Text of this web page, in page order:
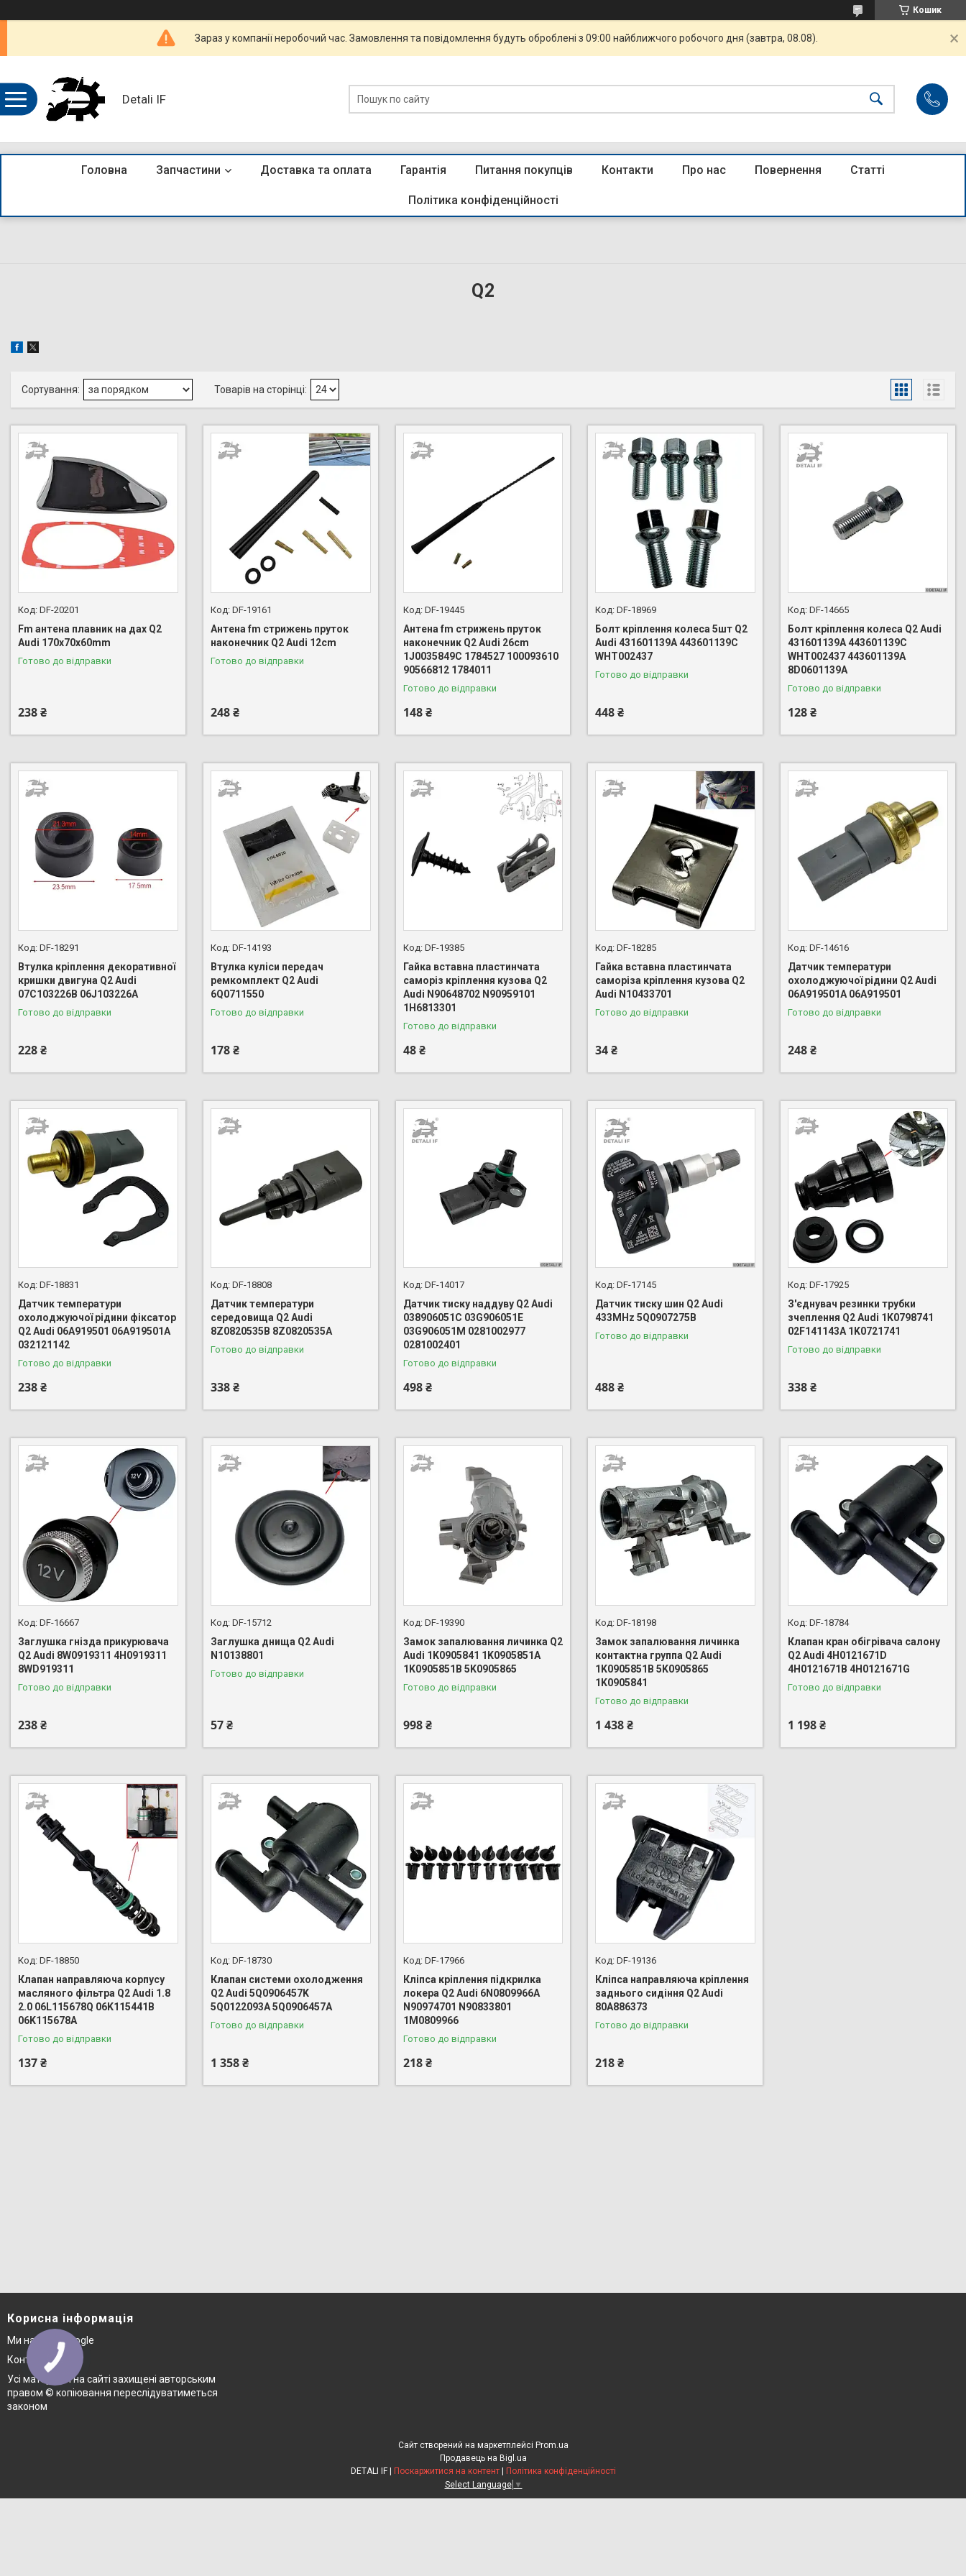
Кошик
Зараз у компанії неробочий час. Замовлення та повідомлення будуть оброблені з 09:00 найближчого робочого дня (завтра, 08.08).
Detali IF
Головна Запчастини Доставка та оплата Гарантія Питання покупців Контакти Про нас Повернення Статті
Політика конфіденційності
Q2
DF-20201
Fm антена плавник на дах Q2
Audi 170х70х60mm
Готово до відправки
238 ₴
DF-19161
Антена fm стрижень пруток
наконечник Q2 Audi 12cm
Готово до відправки
248 ₴
DF-19445
Антена fm стрижень пруток
наконечник Q2 Audi 26cm
1J0035849C 1784527 100093610
90566812 1784011
Готово до відправки
148 ₴
DF-18969
Болт кріплення колеса 5шт Q2
Audi 431601139A 443601139C
WHT002437
Готово до відправки
448 ₴
DF-14665
Болт кріплення колеса Q2 Audi
431601139A 443601139C
WHT002437 443601139A
8D0601139A
Готово до відправки
128 ₴
DF-18291
Втулка кріплення декоративної
кришки двигуна Q2 Audi
07C103226B 06J103226A
Готово до відправки
228 ₴
DF-14193
Втулка куліси передач
ремкомплект Q2 Audi
6Q0711550
Готово до відправки
178 ₴
DF-19385
Гайка вставна пластинчата
саморіз кріплення кузова Q2
Audi N90648702 N90959101
1H6813301
Готово до відправки
48 ₴
DF-18285
Гайка вставна пластинчата
саморіза кріплення кузова Q2
Audi N10433701
Готово до відправки
34 ₴
DF-14616
Датчик температури
охолоджуючої рідини Q2 Audi
06A919501A 06A919501
Готово до відправки
248 ₴
DF-18831
Датчик температури
охолоджуючої рідини фіксатор
Q2 Audi 06A919501 06A919501A
032121142
Готово до відправки
238 ₴
DF-18808
Датчик температури
середовища Q2 Audi
8Z0820535B 8Z0820535A
Готово до відправки
338 ₴
DF-14017
Датчик тиску наддуву Q2 Audi
038906051C 03G906051E
03G906051M 0281002977
0281002401
Готово до відправки
498 ₴
DF-17145
Датчик тиску шин Q2 Audi
433MHz 5Q0907275B
Готово до відправки
488 ₴
DF-17925
З'єднувач резинки трубки
зчеплення Q2 Audi 1K0798741
02F141143A 1K0721741
Готово до відправки
338 ₴
DF-16667
Заглушка гнізда прикурювача
Q2 Audi 8W0919311 4H0919311
8WD919311
Готово до відправки
238 ₴
DF-15712
Заглушка днища Q2 Audi
N10138801
Готово до відправки
57 ₴
DF-19390
Замок запалювання личинка Q2
Audi 1K0905841 1K0905851A
1K0905851B 5K0905865
Готово до відправки
998 ₴
DF-18198
Замок запалювання личинка
контактна группа Q2 Audi
1K0905851B 5K0905865
1K0905841
Готово до відправки
1 438 ₴
DF-18784
Клапан кран обігрівача салону
Q2 Audi 4H0121671D
4H0121671B 4H0121671G
Готово до відправки
1 198 ₴
DF-18850
Клапан направляюча корпусу
масляного фільтра Q2 Audi 1.8
2.0 06L115678Q 06K115441B
06K115678A
Готово до відправки
137 ₴
DF-18730
Клапан системи охолодження
Q2 Audi 5Q0906457K
5Q0122093A 5Q0906457A
Готово до відправки
1 358 ₴
DF-17966
Кліпса кріплення підкрилка
локера Q2 Audi 6N0809966A
N90974701 N90833801
1M0809966
Готово до відправки
218 ₴
DF-19136
Кліпса направляюча кріплення
заднього сидіння Q2 Audi
80A886373
Готово до відправки
218 ₴
Корисна інформація
Ми на карті Google
Контакти
Усі матеріали на сайті захищені авторським
правом © копіювання переслідуватиметься
законом
Сайт створений на маркетплейсі Prom.ua
Продавець на Bigl.ua
Поскаржитися на контент
Політика конфіденційності
Select Language ▼